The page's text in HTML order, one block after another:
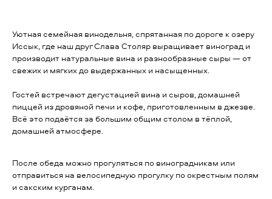
Уютная семейная винодельня, спрятанная по дороге к озеру
Иссык, где наш друг Слава Столяр выращивает виноград и
производит натуральные вина и разнообразные сыры — от
свежих и мягких до выдержанных и насыщенных.
Гостей встречают дегустацией вина и сыров, домашней
пиццей из дровяной печи и кофе, приготовленным в джезве.
Всё это подаётся за большим общим столом в тёплой,
домашней атмосфере.
После обеда можно прогуляться по виноградникам или
отправиться на велосипедную прогулку по окрестным полям
и сакским курганам.